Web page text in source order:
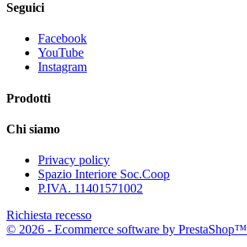
Seguici
Facebook
YouTube
Instagram
Prodotti
Chi siamo
Privacy policy
Spazio Interiore Soc.Coop
P.IVA. 11401571002
Richiesta recesso
© 2026 - Ecommerce software by PrestaShop™